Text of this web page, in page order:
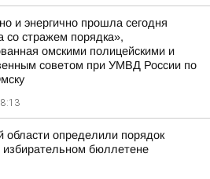
и энергично прошла сегодня
со стражем порядка»,
омскими полицейскими и
советом при УМВД России по
области определили порядок
избирательном бюллетене